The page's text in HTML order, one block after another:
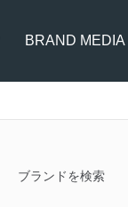
BRAND MEDIA
ブランドを検索